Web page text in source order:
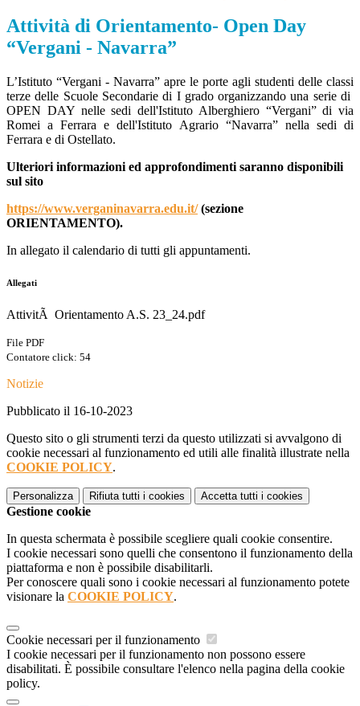
Attività di Orientamento- Open Day
“Vergani - Navarra”
L’Istituto “Vergani - Navarra” apre le porte agli studenti delle classi
terze delle Scuole Secondarie di I grado organizzando una serie di
OPEN DAYnelle sedi dell'Istituto Alberghiero “Vergani” di via
Romei a Ferrara e dell'Istituto Agrario “Navarra” nella sedi di
Ferrara e di Ostellato.
Ulteriori informazioni ed approfondimenti saranno disponibili
sul sito
https://www.verganinavarra.edu.it/ (sezione
ORIENTAMENTO).
In allegato il calendario di tutti gli appuntamenti.
Allegati
AttivitÃ Orientamento A.S. 23_24.pdf
File PDF
Contatore click: 54
Notizie
Pubblicato il 16-10-2023
Questo sito o gli strumenti terzi da questo utilizzati si avvalgono di
cookie necessari al funzionamento ed utili alle finalità illustrate nella
COOKIE POLICY.
Personalizza Rifiuta tutti i cookies Accetta tutti i cookies
Gestione cookie
In questa schermata è possibile scegliere quali cookie consentire.
I cookie necessari sono quelli che consentono il funzionamento della
piattaforma e non è possibile disabilitarli.
Per conoscere quali sono i cookie necessari al funzionamento potete
visionare la COOKIE POLICY.
Cookie necessari per il funzionamento
I cookie necessari per il funzionamento non possono essere
disabilitati. È possibile consultare l'elenco nella pagina della cookie
policy.